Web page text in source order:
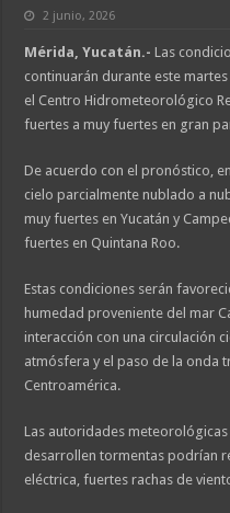
2 junio, 2026
Mérida, Yucatán.- Las
continuarán durante este
el Centro Hidrometeorológico
fuertes a muy fuertes en gran
De acuerdo con el pronóstico,
cielo parcialmente nublado a
muy fuertes en Yucatán y
fuertes en Quintana Roo.
Estas condiciones serán
humedad proveniente del mar
interacción con una circulación
atmósfera y el paso de la onda
Centroamérica.
Las autoridades
desarrollen tormentas podrían
eléctrica, fuertes rachas de